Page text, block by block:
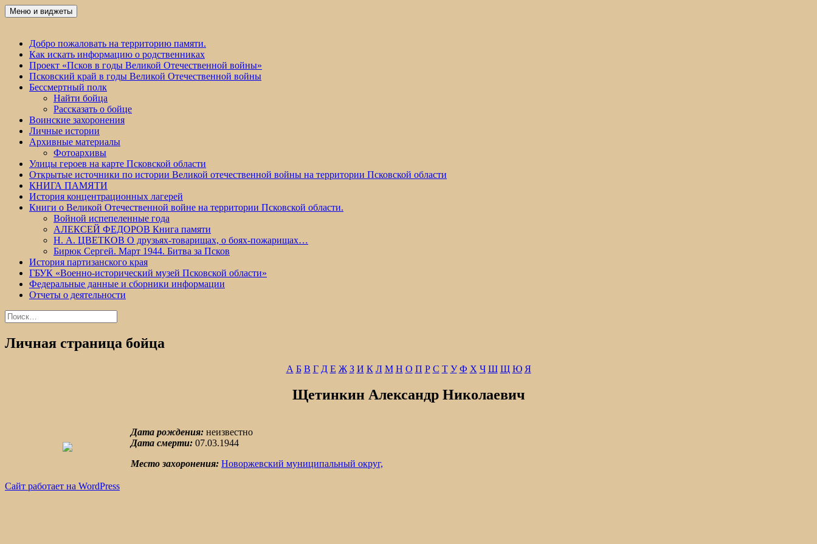
Перейти
к
Победа 60
Меню и виджеты
Добро пожаловать на территорию памяти.
Как искать информацию о родственниках
Проект «Псков в годы Великой Отечественной войны»
Псковский край в годы Великой Отечественной войны
Бессмертный полк
Найти бойца
Рассказать о бойце
Воинские захоронения
Личные истории
Архивные материалы
Фотоархивы
Улицы героев на карте Псковской области
Открытые источники по истории Великой отечественной войны на территории Псковской области
КНИГА ПАМЯТИ
История концентрационных лагерей
Книги о Великой Отечественной войне на территории Псковской области.
Войной испепеленные года
АЛЕКСЕЙ ФЕДОРОВ Книга памяти
Н. А. ЦВЕТКОВ О друзьях-товарищах, о боях-пожарищах…
Бирюк Сергей. Март 1944. Битва за Псков
История партизанского края
ГБУК «Военно-исторический музей Псковской области»
Федеральные данные и сборники информации
Отчеты о деятельности
Найти:
Личная страница бойца
А Б В Г Д Е Ж З И К Л М Н О П Р С Т У Ф Х Ч Ш Щ Ю Я
Щетинкин Александр Николаевич
Дата рождения: неизвестно
Дата смерти: 07.03.1944
Место захоронения: Новоржевский муниципальный округ,
Сайт работает на WordPress